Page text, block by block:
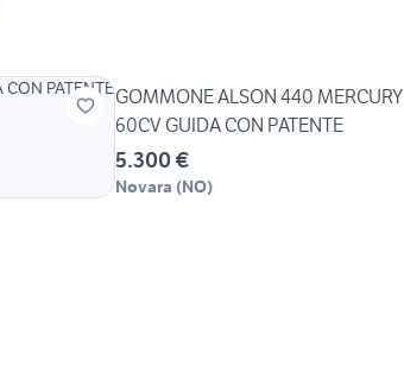
GOMMONE ALSON 440 MERCURY
60CV GUIDA CON PATENTE
5.300 €
Novara (NO)